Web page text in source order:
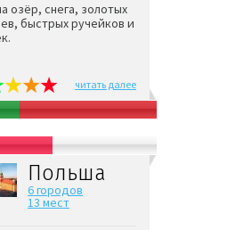
озёр, снега, золотых
быстрых ручейков и
читать далее
Польша
6 городов
13 мест